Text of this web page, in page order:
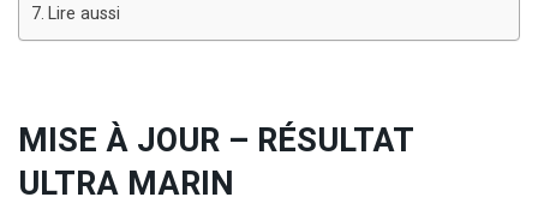
Lire aussi
MISE À JOUR – RÉSULTAT
ULTRA MARIN